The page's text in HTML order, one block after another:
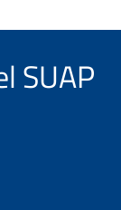
SUAP